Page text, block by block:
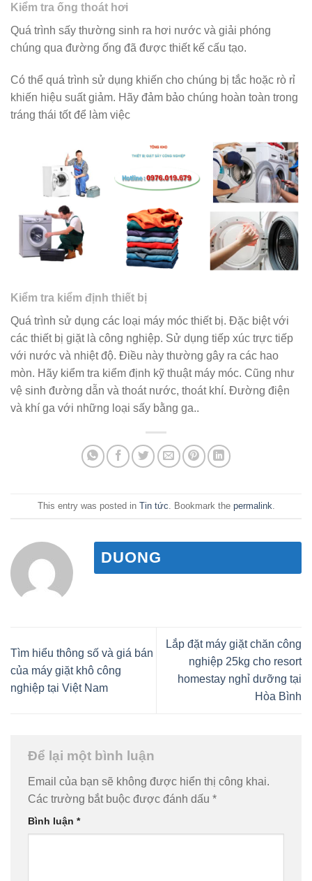
Kiểm tra ống thoát hơi
Quá trình sấy thường sinh ra hơi nước và giải phóng
chúng qua đường ống đã được thiết kế cấu tạo.
Có thể quá trình sử dụng khiến cho chúng bị tắc hoặc rò rỉ
khiến hiệu suất giảm. Hãy đảm bảo chúng hoàn toàn trong
tráng thái tốt để làm việc
Kiểm tra kiểm định thiết bị
Quá trình sử dụng các loại máy móc thiết bị. Đặc biệt với
các thiết bị giặt là công nghiệp. Sử dụng tiếp xúc trực tiếp
với nước và nhiệt độ. Điều này thường gây ra các hao
mòn. Hãy kiểm tra kiểm định kỹ thuật máy móc. Cũng như
vệ sinh đường dẫn và thoát nước, thoát khí. Đường điện
và khí ga với những loại sấy bằng ga..
This entry was posted in Tin tức . Bookmark the permalink
DUONG
Tìm hiểu thông số và giá bán
của máy giặt khô công
nghiệp tại Việt Nam
Lắp đặt máy giặt chăn công
nghiệp 25kg cho resort
homestay nghỉ dưỡng tại
Hòa Bình
Để lại một bình luận
Email của bạn sẽ không được hiển thị công khai.
Các trường bắt buộc được đánh dấu *
Bình luận *